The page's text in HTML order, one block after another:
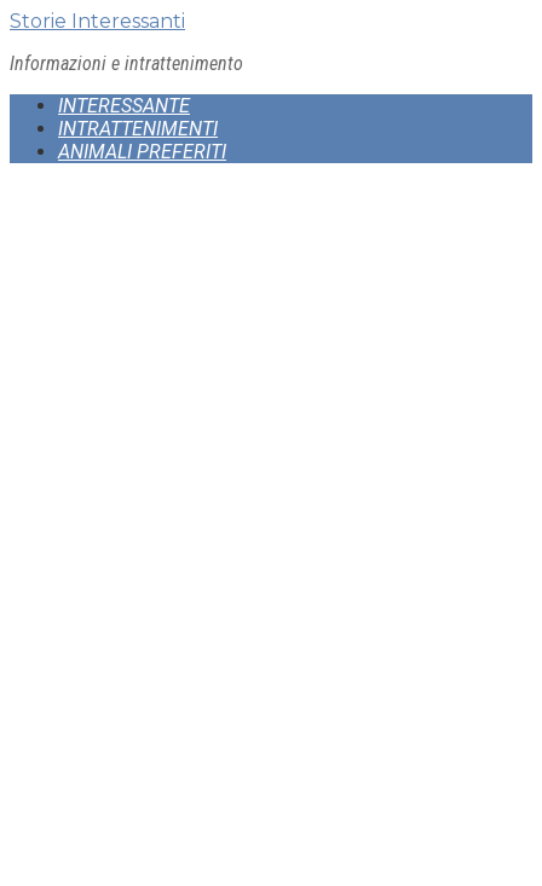
Skip
content
Storie Interessanti
Informazioni e intrattenimento
INTERESSANTE
INTRATTENIMENTI
ANIMALI PREFERITI